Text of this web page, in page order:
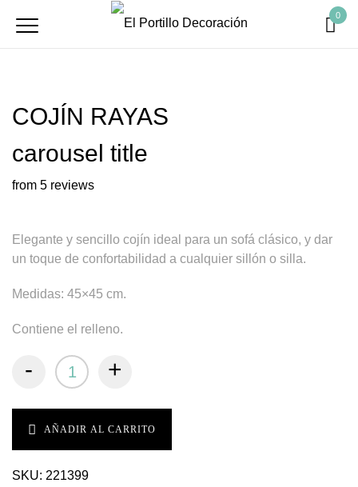
0
COJÍN RAYAS
carousel title
from 5 reviews
Elegante y sencillo cojín ideal para un sofá clásico, y dar
un toque de confortabilidad a cualquier sillón o silla.
Medidas: 45×45 cm.
Contiene el relleno.
- +
AÑADIR AL CARRITO
SKU: 221399